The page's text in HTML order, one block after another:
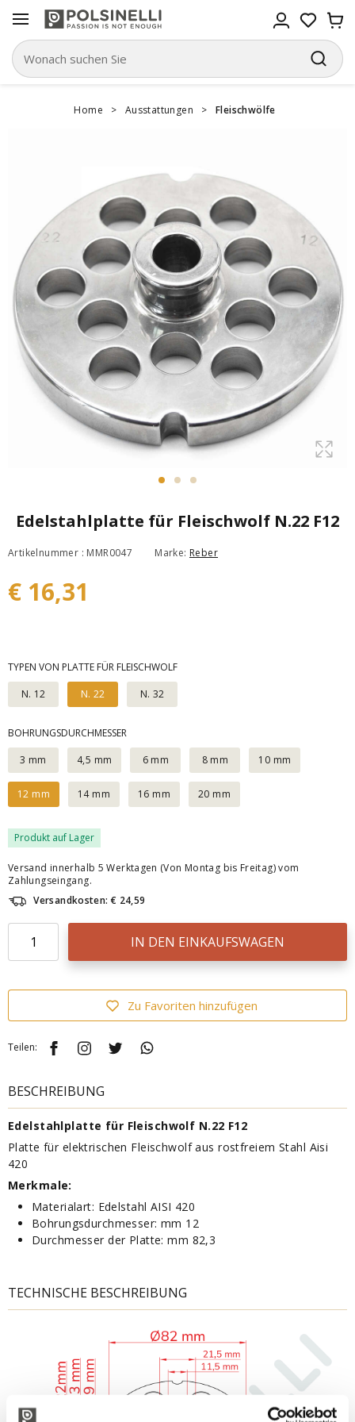
Home > Ausstattungen > Fleischwölfe
Edelstahlplatte für Fleischwolf N.22 F12
Artikelnummer : MMR0047 Marke: Reber
€ 16,31
TYPEN VON PLATTE FÜR FLEISCHWOLF
N. 12
N. 22 N. 32
BOHRUNGSDURCHMESSER
3 mm
4,5 mm 6 mm 8 mm 10 mm
12 mm 14 mm 16 mm 20 mm
Produkt auf Lager
Versand innerhalb 5 Werktagen (Von Montag bis Freitag) vom
Zahlungseingang.
Versandkosten: € 24,59
IN DEN EINKAUFSWAGEN
Zu Favoriten hinzufügen
Teilen:
BESCHREIBUNG
Edelstahlplatte für Fleischwolf N.22 F12
Platte für elektrischen Fleischwolf aus rostfreiem Stahl Aisi
420
Merkmale:
Materialart: Edelstahl AISI 420
Bohrungsdurchmesser: mm 12
Durchmesser der Platte: mm 82,3
TECHNISCHE BESCHREIBUNG